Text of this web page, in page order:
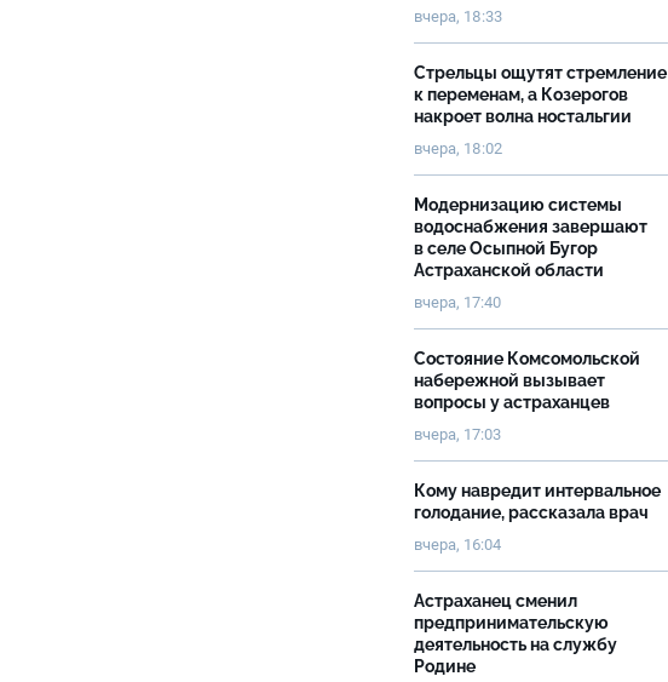
вчера, 18:33
Стрельцы ощутят стремление
к переменам, а Козерогов
накроет волна ностальгии
вчера, 18:02
Модернизацию системы
водоснабжения завершают
в селе Осыпной Бугор
Астраханской области
вчера, 17:40
Состояние Комсомольской
набережной вызывает
вопросы у астраханцев
вчера, 17:03
Кому навредит интервальное
голодание, рассказала врач
вчера, 16:04
Астраханец сменил
предпринимательскую
деятельность на службу
Родине